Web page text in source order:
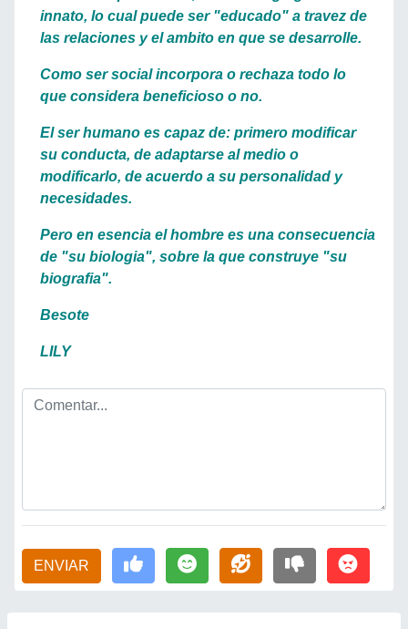
innato, lo cual puede ser "educado" a travez de
las relaciones y el ambito en que se desarrolle.
Como ser social incorpora o rechaza todo lo
que considera beneficioso o no.
El ser humano es capaz de: primero modificar
su conducta, de adaptarse al medio o
modificarlo, de acuerdo a su personalidad y
necesidades.
Pero en esencia el hombre es una consecuencia
de "su biologia", sobre la que construye "su
biografia".
Besote
LILY
ENVIAR